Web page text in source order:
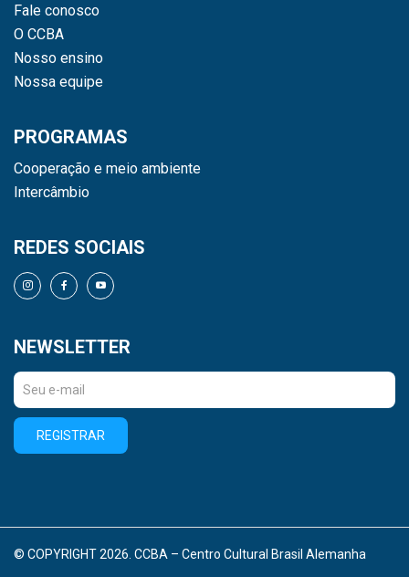
Fale conosco
O CCBA
Nosso ensino
Nossa equipe
PROGRAMAS
Cooperação e meio ambiente
Intercâmbio
REDES SOCIAIS
NEWSLETTER
REGISTRAR
© COPYRIGHT 2026. CCBA – Centro Cultural Brasil Alemanha